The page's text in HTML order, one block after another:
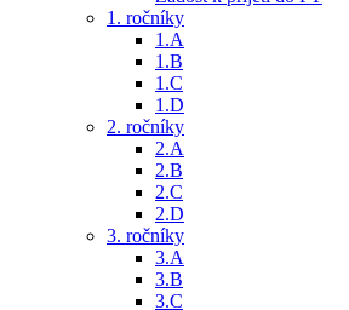
1. ročníky
1.A
1.B
1.C
1.D
2. ročníky
2.A
2.B
2.C
2.D
3. ročníky
3.A
3.B
3.C